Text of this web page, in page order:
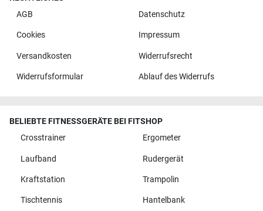
AGB
Datenschutz
Cookies Impressum
Versandkosten Widerrufsrecht
Widerrufsformular Ablauf des Widerrufs
BELIEBTE FITNESSGERÄTE BEI FITSHOP
Crosstrainer
Ergometer
Laufband Rudergerät
Kraftstation Trampolin
Tischtennis Hantelbank